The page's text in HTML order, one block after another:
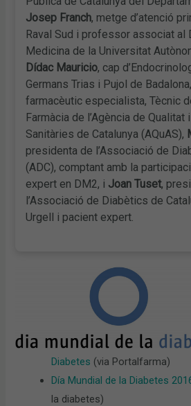
Josep Franch, metge d’atenció
Raval Sud i professor associat al
Medicina de la Universitat
Dídac Mauricio, cap
Germans Trias i Pujol de Badalona,
farmacèutic especialista, Tècnic
Farmàcia de l’Agència de Qualitat
Sanitàries de Catalunya (AQuAS),
presidenta de l’Associació de
(ADC), comptant amb la
expert en DM2, i Joan Tuset,
l’Associació de Diabètics de
Urgell i pacient expert.
Diabetes (via Portalfarma)
Día Mundial de la Diabetes
la diabetes)